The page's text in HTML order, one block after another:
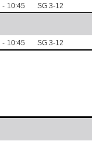
- 10:45
SG 3-12
- 10:45 SG 3-12